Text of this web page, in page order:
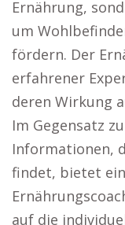
Ernährung,
um
fördern. Der
erfahrener
deren Wirkung
Im Gegensatz
Informationen,
findet, bietet
auf die